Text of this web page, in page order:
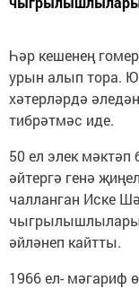
Һәр кешенең
урын алып тора.
хәтерләрдә
тибрәтмәс иде.
50 ел элек
әйтергә генә
чалланган Иске
әйләнеп кайтты.
1966 ел- мәгариф